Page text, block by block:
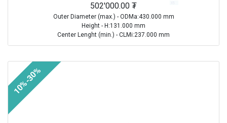
502'000.00 ₮
Outer Diameter (max.) - ODMa:430.000 mm
Height - H:131.000 mm
Center Lenght (min.) - CLMi:237.000 mm
Thread Size (Min.) - TSMi:M16X1.5
TRAILER|ROR-MERITOR|Other Axle Series|1970-2021
TRUCK|SCANIA|P-, G-, R-, T Series Truck|2003-2021
10%-30%